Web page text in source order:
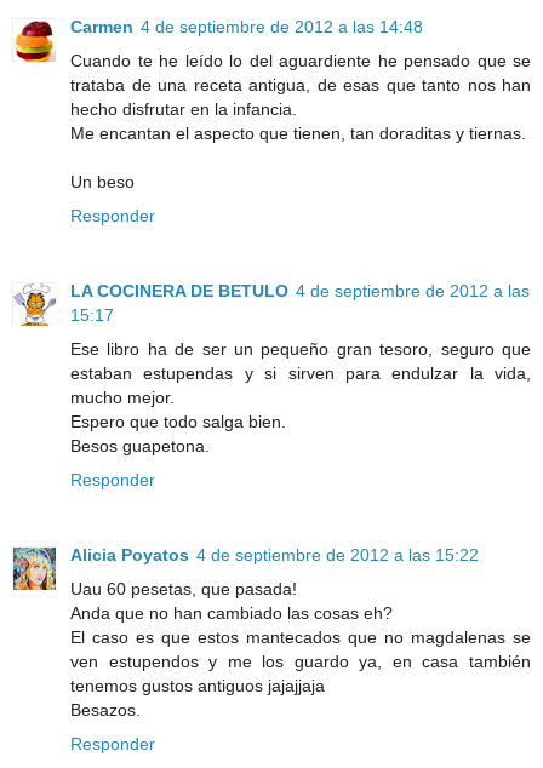
Carmen 4 de septiembre de 2012 a las 14:48
Cuando te he leído lo del aguardiente he pensado que se
trataba de una receta antigua, de esas que tanto nos han
hecho disfrutar en la infancia.
Me encantan el aspecto que tienen, tan doraditas y tiernas.
Un beso
Responder
LA COCINERA DE BETULO 4 de septiembre de 2012 a las
15:17
Ese libro ha de ser un pequeño gran tesoro, seguro que
estaban estupendas y si sirven para endulzar la vida,
mucho mejor.
Espero que todo salga bien.
Besos guapetona.
Responder
Alicia Poyatos 4 de septiembre de 2012 a las 15:22
Uau 60 pesetas, que pasada!
Anda que no han cambiado las cosas eh?
El caso es que estos mantecados que no magdalenas se
ven estupendos y me los guardo ya, en casa también
tenemos gustos antiguos jajajjaja
Besazos.
Responder